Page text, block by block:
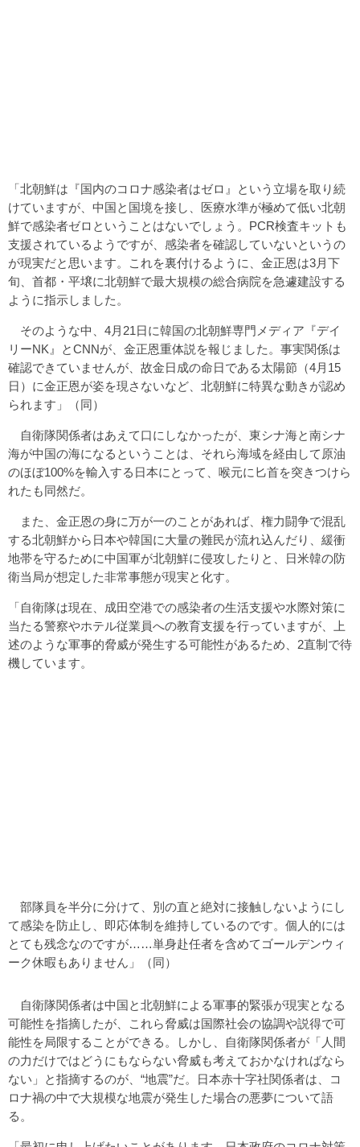
「北朝鮮は『国内のコロナ感染者はゼロ』という立場を取り続
けていますが、中国と国境を接し、医療水準が極めて低い北朝
鮮で感染者ゼロということはないでしょう。PCR検査キットも
支援されているようですが、感染者を確認していないというの
が現実だと思います。これを裏付けるように、金正恩は3月下
旬、首都・平壌に北朝鮮で最大規模の総合病院を急遽建設する
ように指示しました。
そのような中、4月21日に韓国の北朝鮮専門メディア『デイ
リーNK』とCNNが、金正恩重体説を報じました。事実関係は
確認できていませんが、故金日成の命日である太陽節（4月15
日）に金正恩が姿を現さないなど、北朝鮮に特異な動きが認め
られます」（同）
自衛隊関係者はあえて口にしなかったが、東シナ海と南シナ
海が中国の海になるということは、それら海域を経由して原油
のほぼ100%を輸入する日本にとって、喉元に匕首を突きつけら
れたも同然だ。
また、金正恩の身に万が一のことがあれば、権力闘争で混乱
する北朝鮮から日本や韓国に大量の難民が流れ込んだり、緩衝
地帯を守るために中国軍が北朝鮮に侵攻したりと、日米韓の防
衛当局が想定した非常事態が現実と化す。
「自衛隊は現在、成田空港での感染者の生活支援や水際対策に
当たる警察やホテル従業員への教育支援を行っていますが、上
述のような軍事的脅威が発生する可能性があるため、2直制で待
機しています。
部隊員を半分に分けて、別の直と絶対に接触しないようにし
て感染を防止し、即応体制を維持しているのです。個人的には
とても残念なのですが……単身赴任者を含めてゴールデンウィ
ーク休暇もありません」（同）
自衛隊関係者は中国と北朝鮮による軍事的緊張が現実となる
可能性を指摘したが、これら脅威は国際社会の協調や説得で可
能性を局限することができる。しかし、自衛隊関係者が「人間
の力だけではどうにもならない脅威も考えておかなければなら
ない」と指摘するのが、“地震”だ。日本赤十字社関係者は、コ
ロナ禍の中で大規模な地震が発生した場合の悪夢について語
る。